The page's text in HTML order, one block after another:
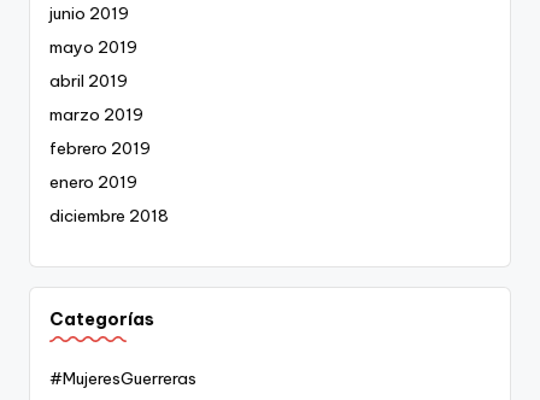
junio 2019
mayo 2019
abril 2019
marzo 2019
febrero 2019
enero 2019
diciembre 2018
Categorías
#MujeresGuerreras